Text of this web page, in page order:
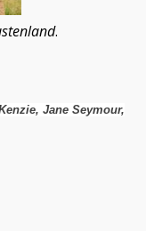
.
Jane Seymour,